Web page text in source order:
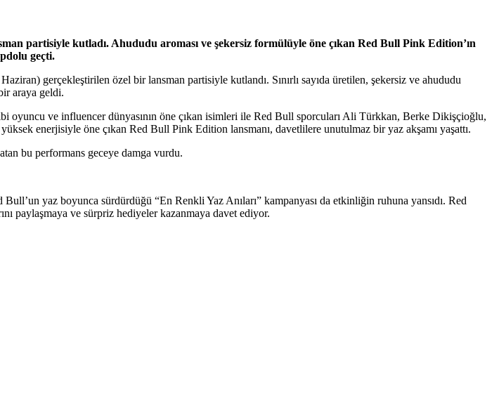
partisiyle kutladı. Ahududu aroması ve şekersiz formülüyle öne çıkan Red Bull Pink Edition’ın
geçti.
gerçekleştirilen özel bir lansman partisiyle kutlandı. Sınırlı sayıda üretilen, şekersiz ve ahududu
araya geldi.
ve influencer dünyasının öne çıkan isimleri ile Red Bull sporcuları Ali Türkkan, Berke Dikişçioğlu,
enerjisiyle öne çıkan Red Bull Pink Edition lansmanı, davetlilere unutulmaz bir yaz akşamı yaşattı.
bu performans geceye damga vurdu.
yaz boyunca sürdürdüğü “En Renkli Yaz Anıları” kampanyası da etkinliğin ruhuna yansıdı. Red
paylaşmaya ve sürpriz hediyeler kazanmaya davet ediyor.